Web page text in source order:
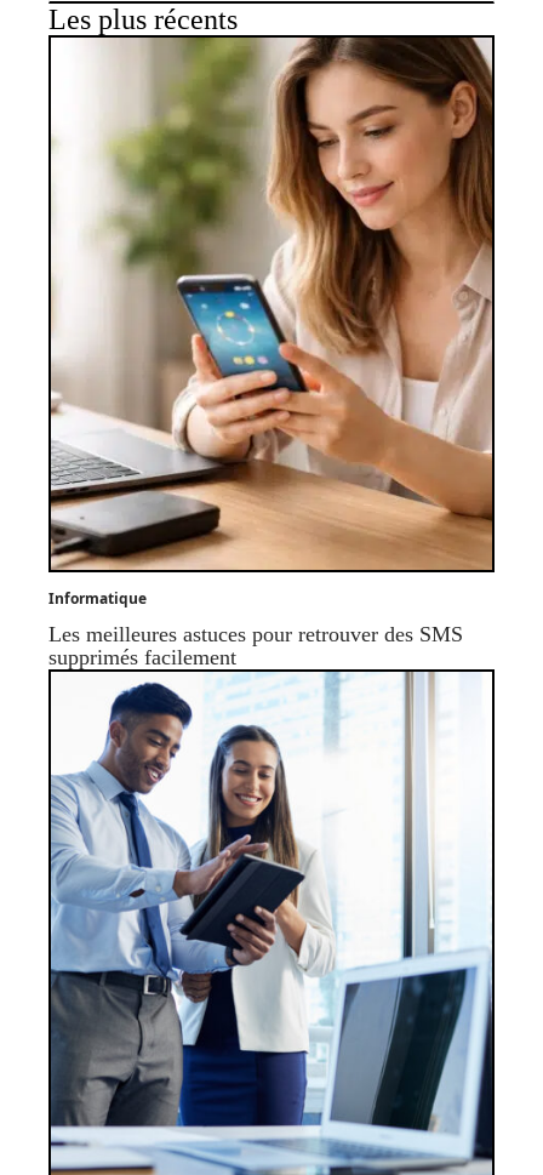
Les plus récents
Informatique
Les meilleures astuces pour retrouver des SMS
supprimés facilement